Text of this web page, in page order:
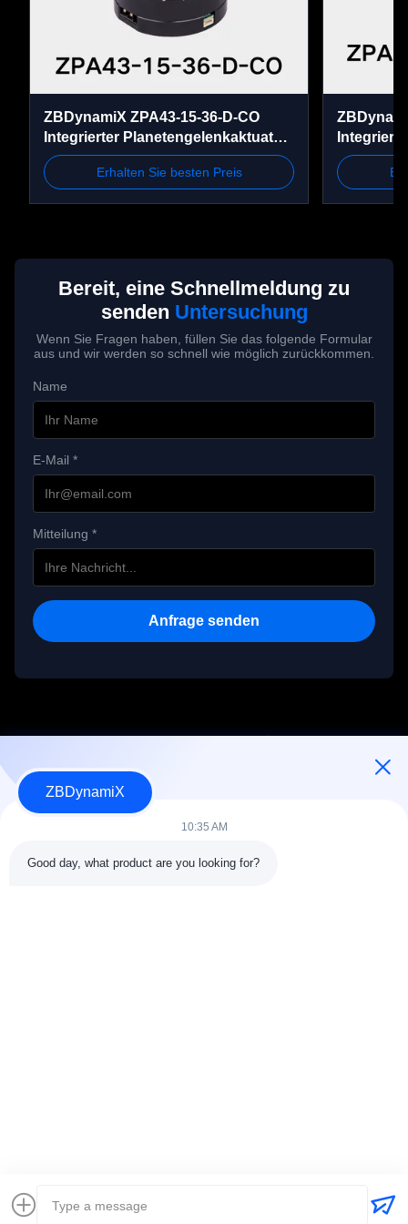
IP-Bewertung
Kühlmethode IC410
Betriebstemperatur -20°C bis 50°C
Isolationsklasse
Isolierung
Temperatursensor
NTC MF52B
103F3950
Geräuschpegel
Schutzfunktionen
Überspannungssch
Schutz vor
Übertemperaturen
ZBDynamiX ZPA43-15-36-D-CO
Integrierter Planetengelenkaktuator
| 70 Nm Spitzendrehmoment,
Übersetzungsverhältnis 36:1,
Erhalten Sie besten Preis
Bereit, eine Schnellmeldung zu
senden Untersuchung
Wenn Sie Fragen haben, füllen Sie das folgende Formular
aus und wir werden so schnell wie möglich zurückkommen.
Name
E-Mail *
Mitteilung *
Anfrage senden
Designer und Hersteller für humanoide Roboter-Akkupacks und -
Aktuatoren.
Seitenübersicht
ZBDynamiX
10:35 AM
Good day, what product are you looking for?